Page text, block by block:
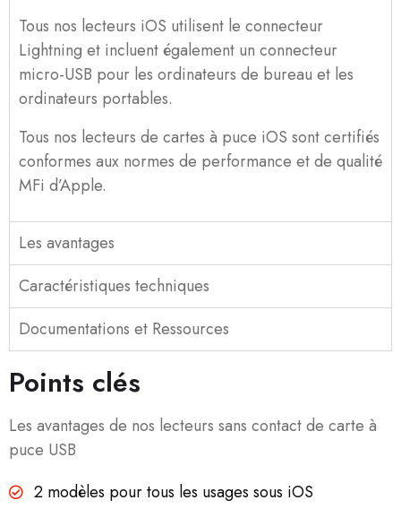
Tous nos lecteurs iOS utilisent le connecteur
Lightning et incluent également un connecteur
micro-USB pour les ordinateurs de bureau et les
ordinateurs portables.
Tous nos lecteurs de cartes à puce iOS sont certifiés
conformes aux normes de performance et de qualité
MFi d’Apple.
Les avantages
Caractéristiques techniques
Documentations et Ressources
Points clés
Les avantages de nos lecteurs sans contact de carte à
puce USB
2 modèles pour tous les usages sous iOS